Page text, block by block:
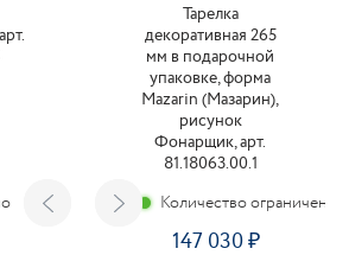
Тарелка
декоративная 265
мм в подарочной
упаковке, форма
Mazarin (Мазарин),
рисунок
Фонарщик, арт.
81.18063.00.1
Количество ограничено
147 030